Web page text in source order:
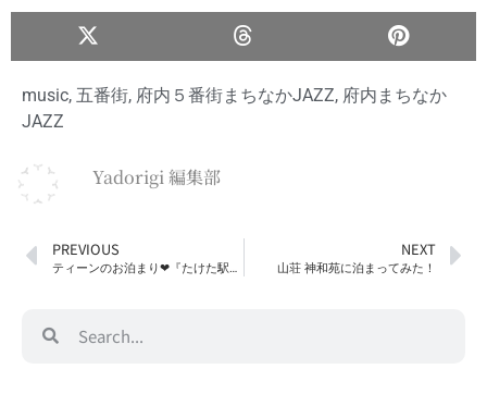
music, 五番街, 府内５番街まちなかJAZZ, 府内まちなか
JAZZ
Yadorigi 編集部
PREVIOUS NEXT
山荘 神和苑に泊まってみた！